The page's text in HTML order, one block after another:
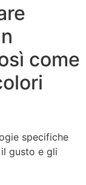
come
specifiche
gusto e gli